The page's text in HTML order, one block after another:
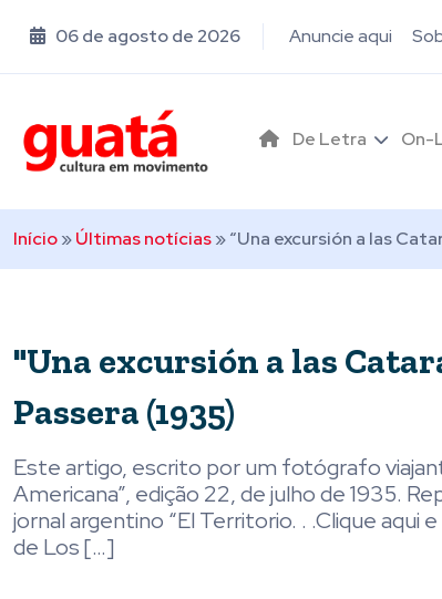
06 de agosto de 2026 Anuncie aqui
De Letra On-
Início»Últimas notícias»“Una excursión a las
"Una excursión a las
Passera (1935)
Este artigo, escrito por um fotógrafo
Americana”, edição 22, de julho de 1935.
jornal argentino “El Territorio. . .Clique aqui
de Los […]